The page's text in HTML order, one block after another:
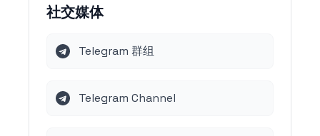
社交媒体
Telegram 群组
Telegram Channel